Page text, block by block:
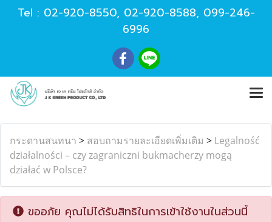
Tel : 02-920-8550, 02-920-8588, 099-246-
6996
กระดานสนทนา > สอบถามรายละเอียดเพิ่มเติม > Legalność
działalności – czy zagraniczni bukmacherzy mogą
działać w Polsce?
ขออภัย คุณไม่ได้รับสิทธิในการเข้าใช้งานในส่วนนี้